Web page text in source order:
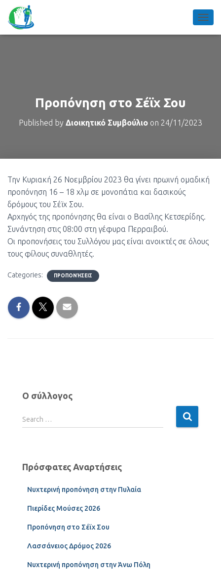
Προπόνηση στο Σέϊχ Σου
Published by Διοικητικό Συμβούλιο on 24/11/2023
Την Κυριακή 26 Νοεμβρίου 2023 θα γίνει πρωινή ομαδική
προπόνηση 16 – 18 χλμ σε μονοπάτια και δασικούς
δρόμους του Σέϊχ Σου.
Αρχηγός της προπόνησης θα είναι ο Βασίλης Κετσερίδης.
Συνάντηση στις 08:00 στη γέφυρα Περραιβού.
Οι προπονήσεις του Συλλόγου μας είναι ανοικτές σε όλους
τους φίλους συναθλητές.
Categories: ΠΡΟΠΟΝΉΣΕΙΣ
Ο σύλλογος
Search …
Πρόσφατες Αναρτήσεις
Νυχτερινή προπόνηση στην Πυλαία
Πιερίδες Μούσες 2026
Προπόνηση στο Σέϊχ Σου
Λασσάνειος Δρόμος 2026
Νυχτερινή προπόνηση στην Άνω Πόλη